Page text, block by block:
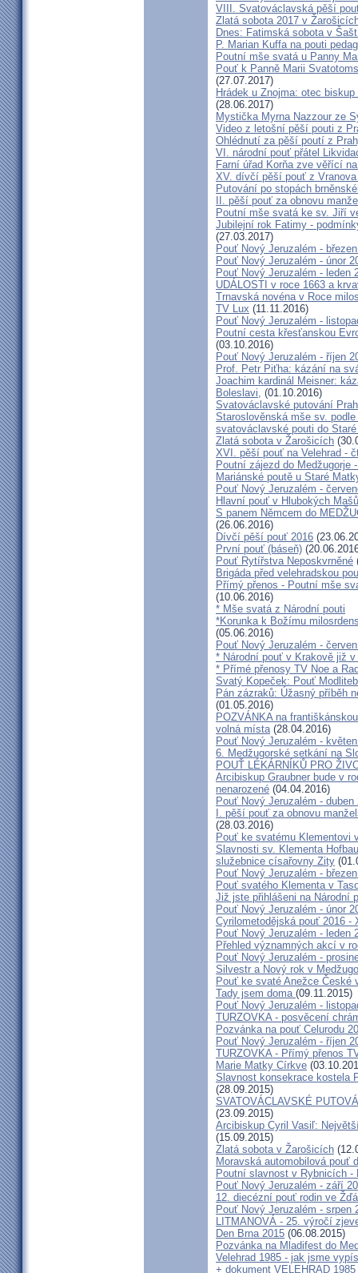
VIII. Svatováclavská pěší
Zlatá sobota 2017 v
Dnes: Fatimská sobota v
P. Marian Kuffa na pouti
Poutní mše svatá u Panny
Pouť k Panně Marii
(27.07.2017)
Hrádek u Znojma: otec
(28.06.2017)
Mystička Myrna Nazzour ze
Video z letošní pěší pouti z
Ohlédnutí za pěší poutí z
VI. národní pouť přátel
Farní úřad Korňa zve věřící
XV. dívčí pěší pouť z
Putování po stopách
II. pěší pouť za obnovu
Poutní mše svatá ke sv. Jiří
Jubilejní rok Fatimy -
(27.03.2017)
Pouť Nový Jeruzalém -
Pouť Nový Jeruzalém - únor
Pouť Nový Jeruzalém - leden
UDÁLOSTI v roce 1663 a
Trnavská novéna v Roce
TV Lux (11.11.2016)
Pouť Nový Jeruzalém -
Poutní cesta křesťanskou
(03.10.2016)
Pouť Nový Jeruzalém - říjen
Prof. Petr Piťha: kázání na
Joachim kardinál Meisner:
Boleslavi, (01.10.2016)
Svatováclavské putování
Staroslověnská mše sv.
svatováclavské pouti do
Zlatá sobota v Žarošicích
XVI. pěší pouť na Velehrad -
Poutní zájezd do Medžugorje
Mariánské poutě u Staré
Pouť Nový Jeruzalém -
Hlavní pouť v Hlubokých
S panem Němcem do
(26.06.2016)
Dívčí pěší pouť 2016
První pouť (báseň)
Pouť Rytířstva Neposkvrněné
Brigáda před velehradskou
Přímý přenos - Poutní mše
(10.06.2016)
* Mše svatá z Národní pouti
*Korunka k Božímu
(05.06.2016)
Pouť Nový Jeruzalém -
* Národní pouť v Krakově již
* Přímé přenosy TV Noe a
Svatý Kopeček: Pouť
Pán zázraků: Úžasný příběh
(01.05.2016)
POZVÁNKA na
volná místa(28.04.2016)
Pouť Nový Jeruzalém -
6. Medžugorské setkání na
POUŤ LÉKÁRNÍKŮ PRO
Arcibiskup Graubner bude v
nenarozené (04.04.2016)
Pouť Nový Jeruzalém - duben
I. pěší pouť za obnovu
(28.03.2016)
Pouť ke svatému Klementovi
Slavnosti sv. Klementa
služebnice císařovny Zity
Pouť Nový Jeruzalém -
Pouť svatého Klementa v
Již jste přihlášeni na Národní
Pouť Nový Jeruzalém - únor
Cyrilometodějská pouť 2016 -
Pouť Nový Jeruzalém - leden
Přehled významných akcí v
Pouť Nový Jeruzalém -
Silvestr a Nový rok v
Pouť ke svaté Anežce České
Tady jsem doma (09.11.2015)
Pouť Nový Jeruzalém -
TURZOVKA - posvěcení
Pozvánka na pouť Celurodu
Pouť Nový Jeruzalém - říjen
TURZOVKA - Přímý přenos
Marie Matky Církve
Slavnost konsekrace kostela
(28.09.2015)
SVATOVÁCLAVSKÉ
(23.09.2015)
Arcibiskup Cyril Vasiľ:
(15.09.2015)
Zlatá sobota v Žarošicích
Moravská automobilová pouť
Poutní slavnost v Rybnicích -
Pouť Nový Jeruzalém - září
12. diecézní pouť rodin ve
Pouť Nový Jeruzalém - srpen
LITMANOVÁ - 25. výročí
Den Brna 2015 (06.08.2015)
Pozvánka na Mladifest do
Velehrad 1985 - jak jsme
+ dokument VELEHRAD